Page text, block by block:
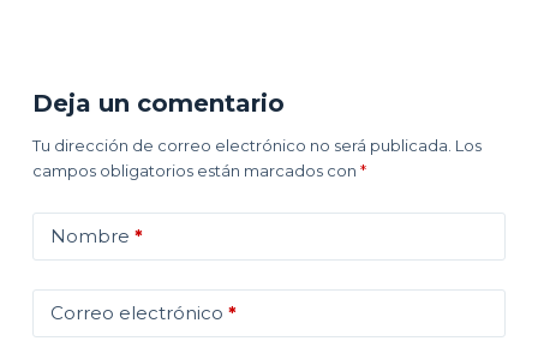
Deja un comentario
Tu dirección de correo electrónico no será publicada. Los
campos obligatorios están marcados con *
Nombre *
Correo electrónico *